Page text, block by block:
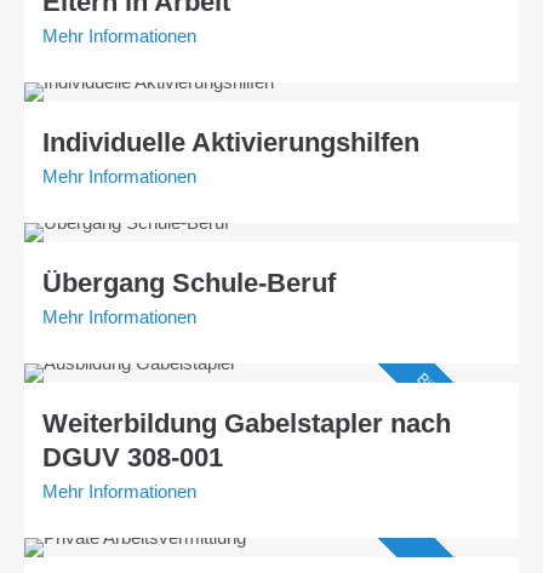
Mehr Informationen
Individuelle Aktivierungshilfen
Mehr Informationen
Übergang Schule-Beruf
Mehr Informationen
Bildungsgutschein
Weiterbildung Gabelstapler nach
DGUV 308-001
Mehr Informationen